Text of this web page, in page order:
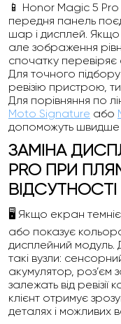
📱 Honor Magic 5
передня панель
шар і дисплей. Якщо
але зображення
спочатку
Для точного
ревізію пристрою,
Для порівняння по
Moto Signature або
допоможуть швидше
ЗАМІНА
PRO ПРИ
🖥️ Якщо екран
або показує
дисплейний модуль.
такі вузли:
акумулятор, роз’єм
залежать від ревізії
клієнт отримує
деталях і можливих